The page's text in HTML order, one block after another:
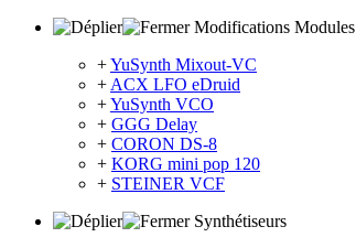
Modifications Modules
+YuSynth Mixout-VC
+ ACX LFO eDruid
+YuSynth VCO
+ GGG Delay
+ CORON DS-8
+ KORG mini pop 120
+ STEINER VCF
Synthétiseurs